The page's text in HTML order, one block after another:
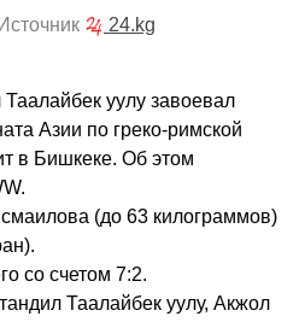
24.kg
уулу завоевал
Азии по греко-римской
в Бишкеке. Об этом
(до 63 килограммов)
со счетом 7:2.
Таалайбек уулу, Акжол